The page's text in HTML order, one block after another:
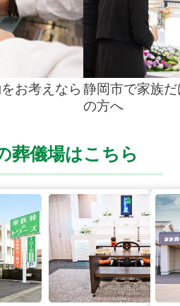
お考えなら 静岡市で家族
の方へ
葬儀場はこちら
静